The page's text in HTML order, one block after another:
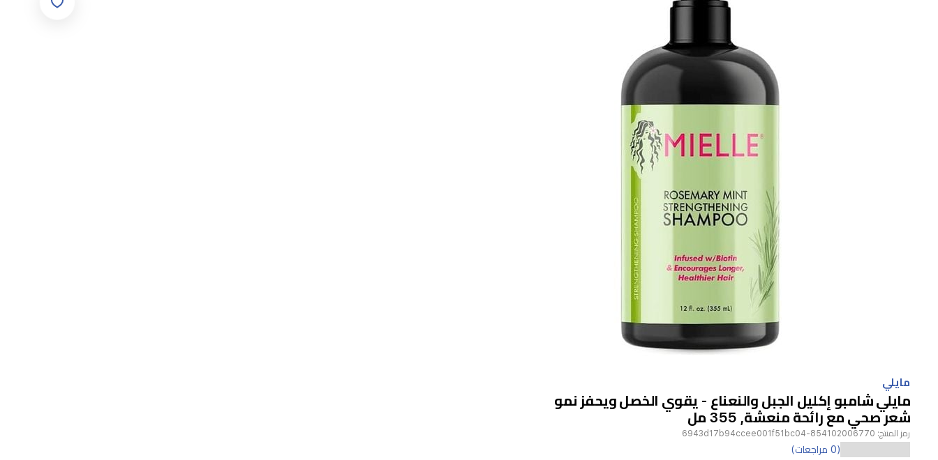
1
of
1
مايلي
مايلي شامبو إكليل الجبل والنعناع - يقوي الخصل ويحفز نمو
شعر صحي مع رائحة منعشة, 355 مل
رمز المنتج: 854102006770-6943d17b94ccee001f51bc04
(0 مراجعات)